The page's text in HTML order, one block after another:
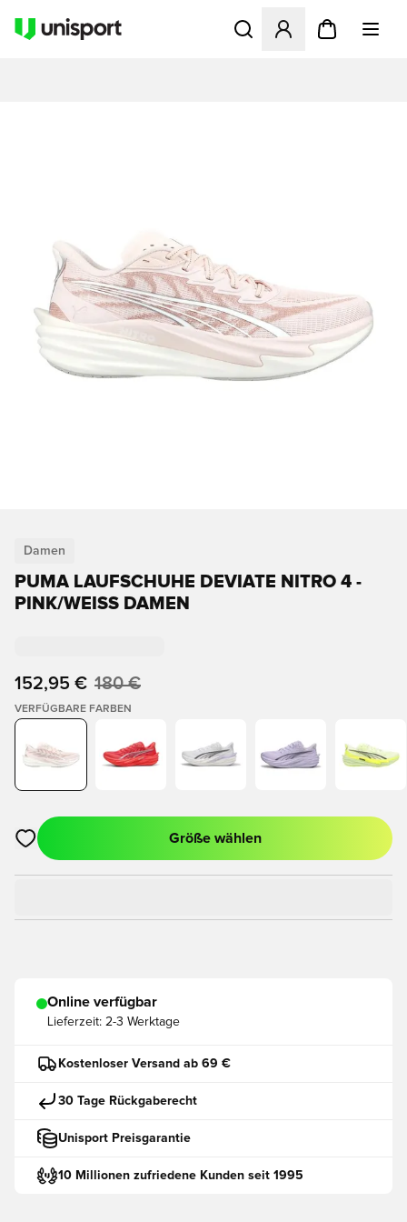
Öffnet ein neues Fenster
Damen
PUMA LAUFSCHUHE DEVIATE NITRO 4 -
PINK/WEISS DAMEN
152,95 € 180 €
VERFÜGBARE FARBEN
Öffnet ein neues Fenster zum Anmelden oder Registrieren
Größe wählen
Online verfügbar
Lieferzeit: 2-3 Werktage
Kostenloser Versand ab 69 €
30 Tage Rückgaberecht
Unisport Preisgarantie
10 Millionen zufriedene Kunden seit 1995